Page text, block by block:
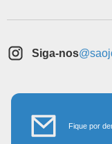
Siga-nos
Fique por